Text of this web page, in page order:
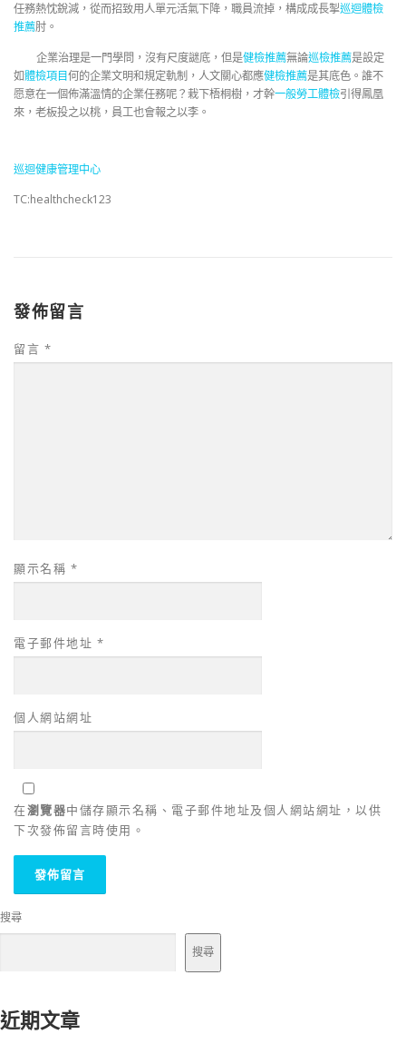
任務熱忱銳減，從而招致用人單元活氣下降，職員流掉，構成成長掣巡迴體檢
推薦肘。
企業治理是一門學問，沒有尺度謎底，但是健檢推薦無論巡檢推薦是設定
如體檢項目何的企業文明和規定軌制，人文關心都應健檢推薦是其底色。誰不
愿意在一個佈滿溫情的企業任務呢？栽下梧桐樹，才幹一般勞工體檢引得鳳凰
來，老板投之以桃，員工也會報之以李。
巡迴健康管理中心
TC:healthcheck123
發佈留言
留言 *
顯示名稱 *
電子郵件地址 *
個人網站網址
在瀏覽器中儲存顯示名稱、電子郵件地址及個人網站網址，以供
下次發佈留言時使用。
搜尋
搜尋
近期文章